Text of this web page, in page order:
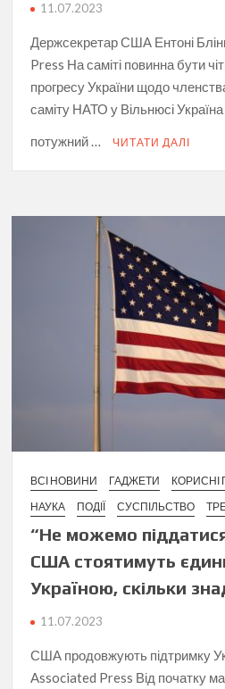
11.07.2023
Держсекретар США Ентоні
Press На саміті повинна бути
прогресу України щодо
саміту НАТО у Вільнюсі
потужний …
ЧИТАТИ ДАЛІ
ВСІ НОВИНИ ГАДЖЕТИ КОРИСНІ
НАУКА
ПОДІЇ СУСПІЛЬСТВО
“Не можемо піддатися
США стоятимуть
Україною, скільки
11.07.2023
США продовжують підтримку
Associated Press Від початку